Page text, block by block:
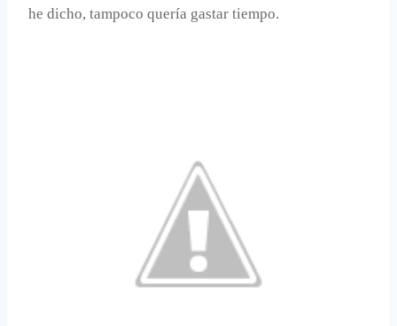
he dicho, tampoco quería gastar tiempo.